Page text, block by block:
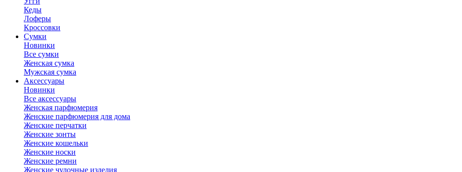
Кеды
Лоферы
Кроссовки
Сумки
Новинки
Все сумки
Женская сумка
Мужская сумка
Аксессуары
Новинки
Все аксессуары
Женская парфюмерия
Женские парфюмерия для дома
Женские перчатки
Женские зонты
Женские кошельки
Женские носки
Женские ремни
Женские чулочные изделия